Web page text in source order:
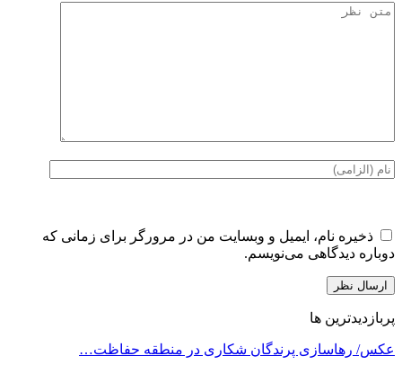
ذخیره نام، ایمیل و وبسایت من در مرورگر برای زمانی که
دوباره دیدگاهی می‌نویسم.
پربازدیدترین ها
عکس/ رهاسازی پرندگان شکاری در منطقه حفاظت…